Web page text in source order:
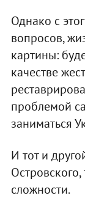
Однако с
вопросов,
картины:
качестве
проблемой
заниматься
И тот и
сложности.